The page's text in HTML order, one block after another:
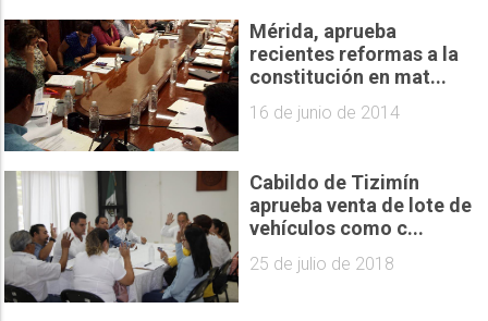
Mérida, aprueba
recientes reformas a la
constitución en mat...
16 de junio de 2014
Cabildo de Tizimín
aprueba venta de lote de
vehículos como c...
25 de julio de 2018